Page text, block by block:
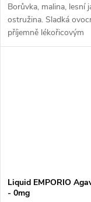
Borůvka, malina, lesní
ostružina. Sladká
příjemně lékořicovým
dozvukem.
Liquid EMPORIO
- 0mg